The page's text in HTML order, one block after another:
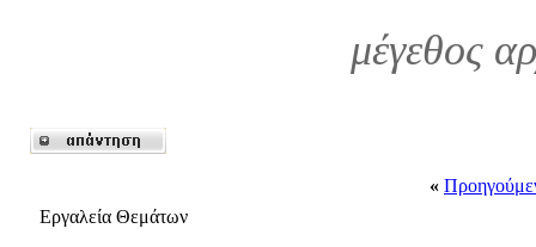
μέγεθος
«
Εργαλεία Θεμάτων